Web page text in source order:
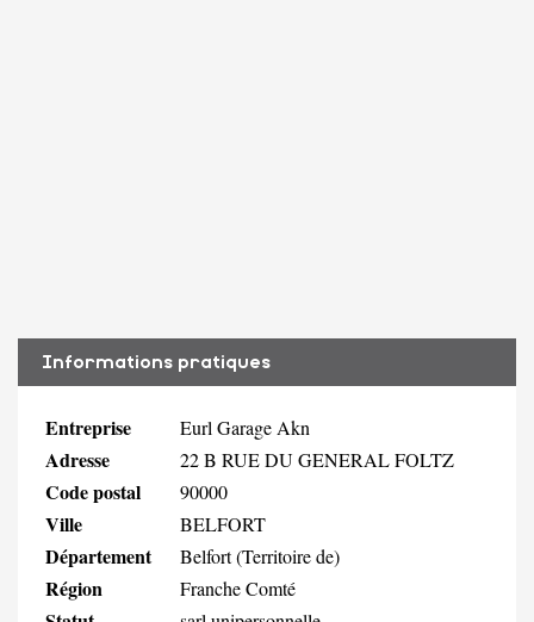
Informations pratiques
Entreprise Eurl Garage Akn
Adresse 22 B RUE DU GENERAL FOLTZ
Code postal 90000
Ville BELFORT
Département Belfort (Territoire de)
Région Franche Comté